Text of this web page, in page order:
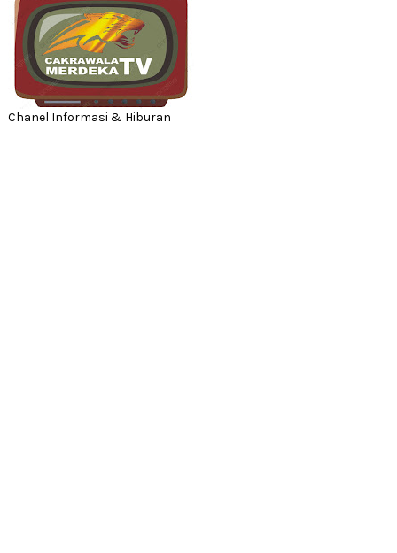
Chanel Informasi & Hiburan